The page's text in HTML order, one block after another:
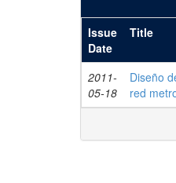
Issue
Date
Title
2011-
05-18
Diseño
red